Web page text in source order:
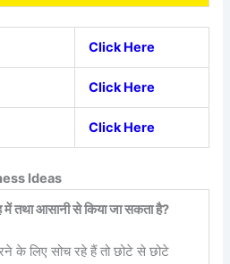
Click Here
Click Here
Click Here
Ideas
तथा आसानी से किया जा सकता है?
लिए सोच रहे हैं तो छोटे से छोटे